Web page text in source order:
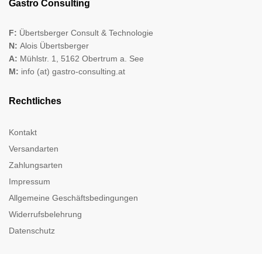
Gastro Consulting
F: Übertsberger Consult & Technologie
N: Alois Übertsberger
A: Mühlstr. 1, 5162 Obertrum a. See
M: info (at) gastro-consulting.at
Rechtliches
Kontakt
Versandarten
Zahlungsarten
Impressum
Allgemeine Geschäftsbedingungen
Widerrufsbelehrung
Datenschutz